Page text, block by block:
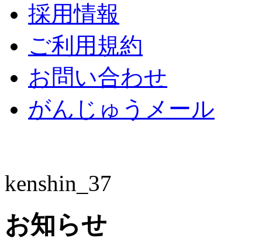
採用情報
ご利用規約
お問い合わせ
がんじゅうメール
kenshin_37
お知らせ